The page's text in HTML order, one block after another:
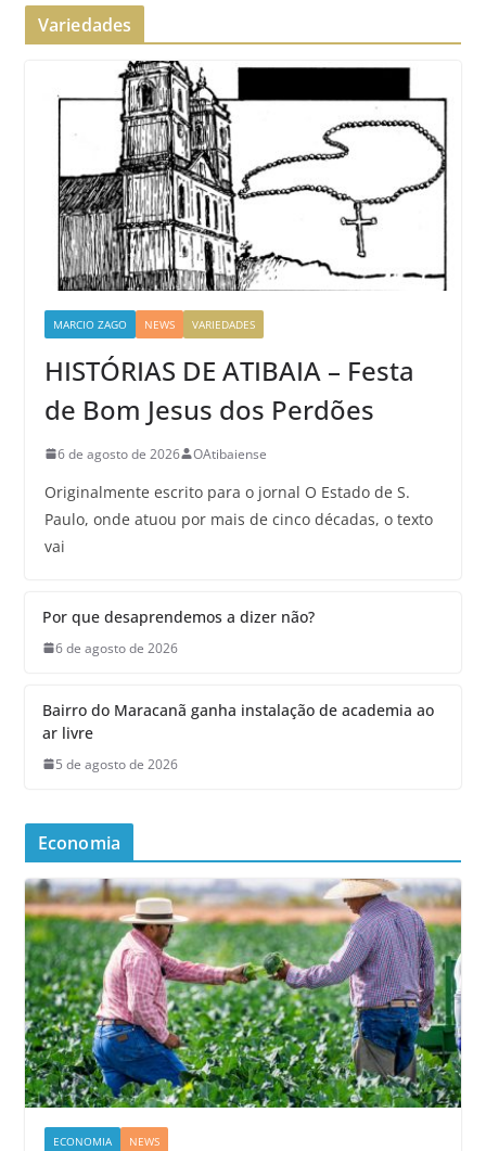
Variedades
MARCIO ZAGO NEWS VARIEDADES
HISTÓRIAS DE ATIBAIA – Festa
de Bom Jesus dos Perdões
6 de agosto de 2026 OAtibaiense
Originalmente escrito para o jornal O Estado de S.
Paulo, onde atuou por mais de cinco décadas, o texto
vai
Por que desaprendemos a dizer não?
6 de agosto de 2026
Bairro do Maracanã ganha instalação de academia ao
ar livre
5 de agosto de 2026
Economia
ECONOMIA NEWS